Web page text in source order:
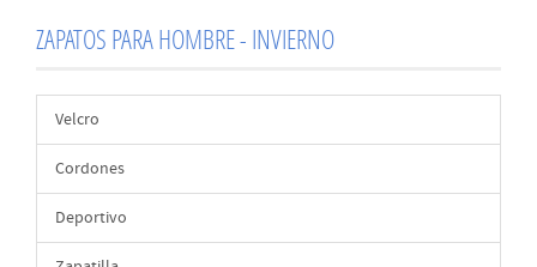
ZAPATOS PARA HOMBRE - INVIERNO
Velcro
Cordones
Deportivo